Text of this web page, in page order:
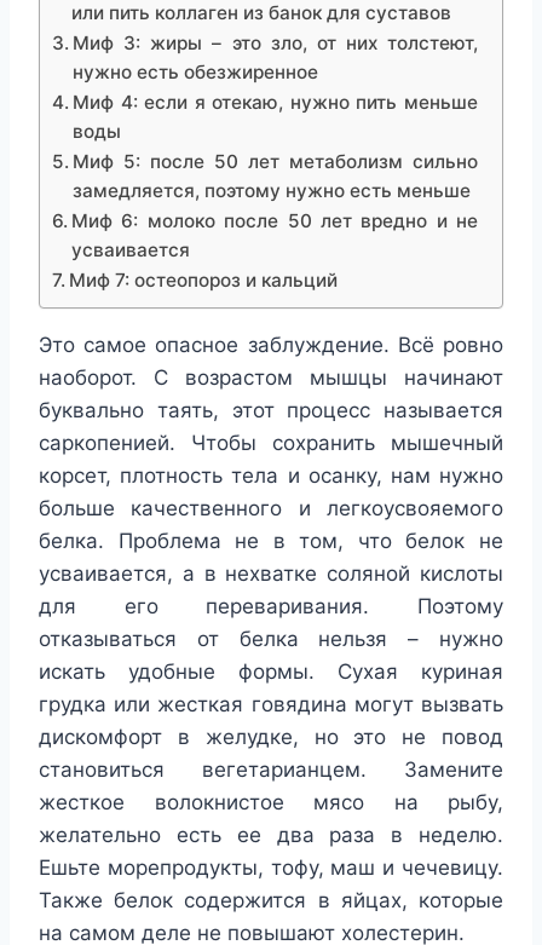
или пить коллаген из банок для суставов
Миф 3: жиры – это зло, от них толстеют,
нужно есть обезжиренное
Миф 4: если я отекаю, нужно пить меньше
воды
Миф 5: после 50 лет метаболизм сильно
замедляется, поэтому нужно есть меньше
Миф 6: молоко после 50 лет вредно и не
усваивается
Миф 7: остеопороз и кальций
Это самое опасное заблуждение. Всё ровно
наоборот. С возрастом мышцы начинают
буквально таять, этот процесс называется
саркопенией. Чтобы сохранить мышечный
корсет, плотность тела и осанку, нам нужно
больше качественного и легкоусвояемого
белка. Проблема не в том, что белок не
усваивается, а в нехватке соляной кислоты
для его переваривания. Поэтому
отказываться от белка нельзя – нужно
искать удобные формы. Сухая куриная
грудка или жесткая говядина могут вызвать
дискомфорт в желудке, но это не повод
становиться вегетарианцем. Замените
жесткое волокнистое мясо на рыбу,
желательно есть ее два раза в неделю.
Ешьте морепродукты, тофу, маш и чечевицу.
Также белок содержится в яйцах, которые
на самом деле не повышают холестерин.